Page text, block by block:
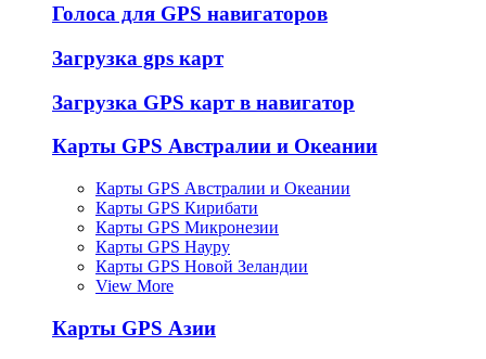
Голоса для GPS навигаторов
Загрузка gps карт
Загрузка GPS карт в навигатор
Карты GPS Австралии и Океании
Карты GPS Австралии и Океании
Карты GPS Кирибати
Карты GPS Микронезии
Карты GPS Науру
Карты GPS Новой Зеландии
View More
Карты GPS Азии